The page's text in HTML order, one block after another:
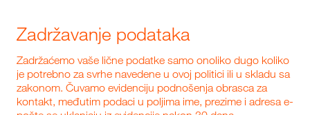
Zadržavanje podataka
Zadržaćemo vaše lične podatke samo onoliko dugo koliko
je potrebno za svrhe navedene u ovoj politici ili u skladu sa
zakonom. Čuvamo evidenciju podnošenja obrasca za
kontakt, međutim podaci u poljima ime, prezime i adresa e-